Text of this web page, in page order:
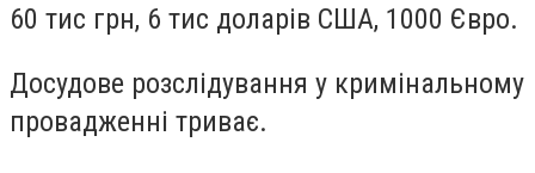
60 тис грн, 6 тис доларів США, 1000 Євро.
Досудове розслідування у кримінальному
провадженні триває.